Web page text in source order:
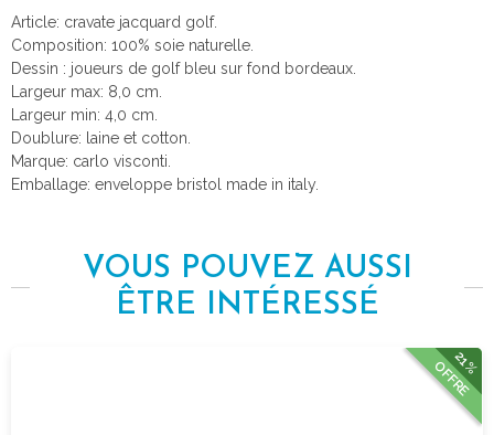
Article: cravate jacquard golf.
Composition: 100% soie naturelle.
Dessin : joueurs de golf bleu sur fond bordeaux.
Largeur max: 8,0 cm.
Largeur min: 4,0 cm.
Doublure: laine et cotton.
Marque: carlo visconti.
Emballage: enveloppe bristol made in italy.
VOUS POUVEZ AUSSI
ÊTRE INTÉRESSÉ
21%
OFFRE